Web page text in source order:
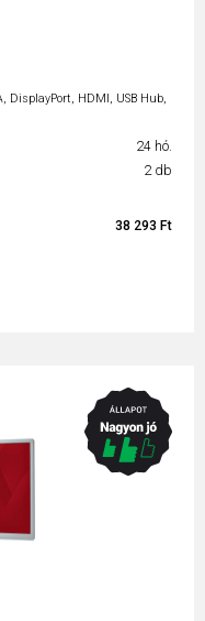
DisplayPort, HDMI, USB Hub,
24 hó.
2 db
38 293 Ft